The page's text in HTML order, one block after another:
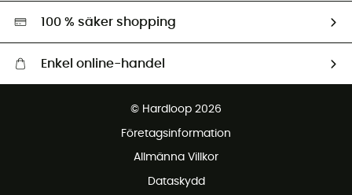
Miljöanpassat urval
100 % säker shopping
Enkel online-handel
© Hardloop 2026
Företagsinformation
Allmänna Villkor
Dataskydd